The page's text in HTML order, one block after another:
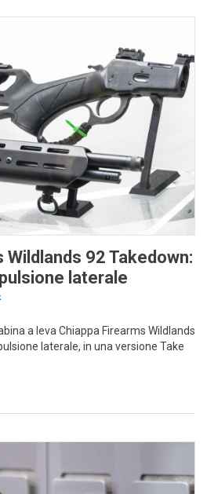
Wildlands 92 Takedown:
laterale
a leva Chiappa Firearms Wildlands
laterale, in una versione Take